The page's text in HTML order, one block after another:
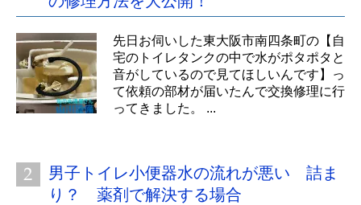
先日お伺いした東大阪市南四条町の【自
宅のトイレタンクの中で水がポタポタと
音がしているので見てほしいんです】っ
て依頼の部材が届いたんで交換修理に行
ってきました。 ...
男子トイレ小便器水の流れが悪い 詰ま
り？ 薬剤で解決する場合